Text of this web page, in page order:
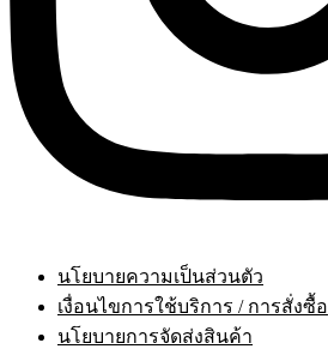
นโยบายความเป็นส่วนตัว
เงื่อนไขการใช้บริการ / การสั่งซื้อ
นโยบายการจัดส่งสินค้า